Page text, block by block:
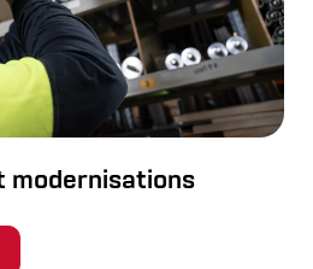
modernisations